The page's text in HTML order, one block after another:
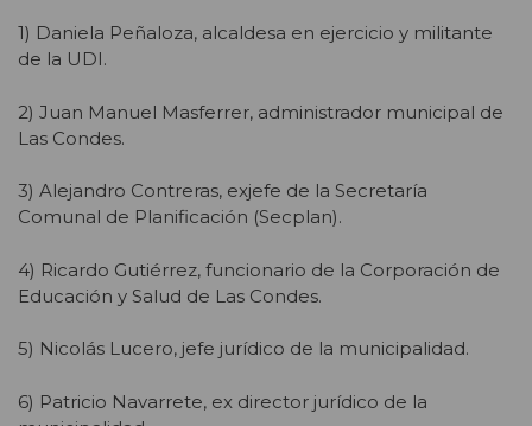
1) Daniela Peñaloza, alcaldesa en ejercicio y militante
de la UDI.
2) Juan Manuel Masferrer, administrador municipal de
Las Condes.
3) Alejandro Contreras, exjefe de la Secretaría
Comunal de Planificación (Secplan).
4) Ricardo Gutiérrez, funcionario de la Corporación de
Educación y Salud de Las Condes.
5) Nicolás Lucero, jefe jurídico de la municipalidad.
6) Patricio Navarrete, ex director jurídico de la